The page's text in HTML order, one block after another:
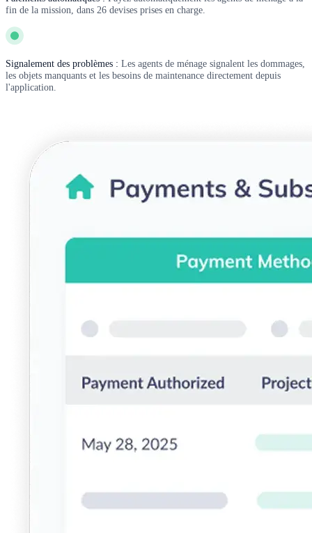
fin de la mission, dans 26 devises prises en charge.
Signalement des problèmes : Les agents de ménage signalent les dommages,
les objets manquants et les besoins de maintenance directement depuis
l'application.